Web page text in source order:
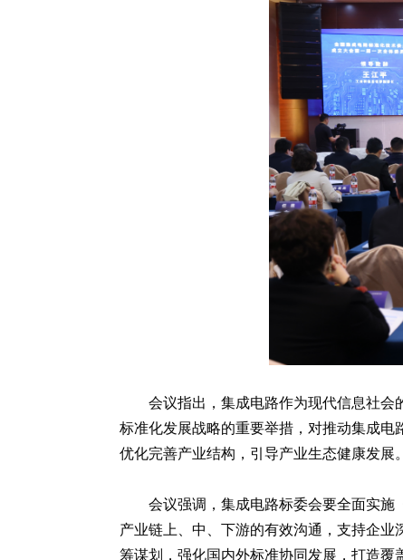
会议指出，集成电路作为现代信息社会
标准化发展战略的重要举措，对推动集成
优化完善产业结构，引导产业生态健康发展。
会议强调，集成电路标委会要全面实施
产业链上、中、下游的有效沟通，支持企
筹谋划，强化国内外标准协同发展，打造